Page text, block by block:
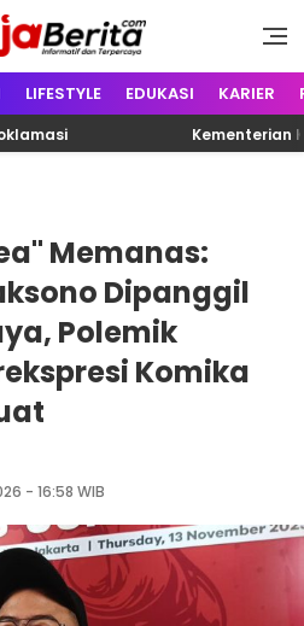
Berita
berita online yang
dan
LIFESTYLE EDUKASI KARIER
Kementerian
Memanas:
Dipanggil
Polemik
Komika
- 16:58 WIB